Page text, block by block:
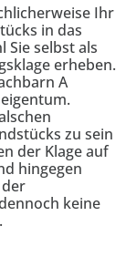
Ihr
in das
Sie selbst als
erheben.
A
zu sein
der Klage auf
hingegen
keine